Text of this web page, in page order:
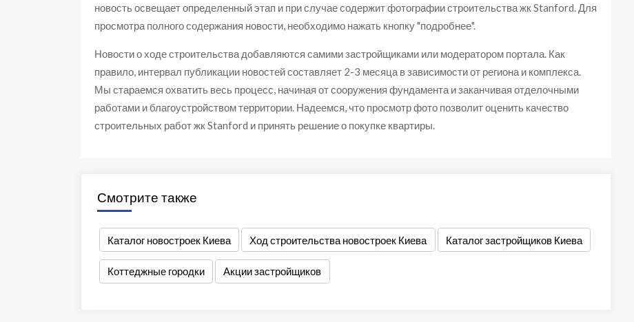
новость освещает определенный этап и при случае содержит фотографии строительства жк Stanford. Для
просмотра полного содержания новости, необходимо нажать кнопку "подробнее".
Новости о ходе строительства добавляются самими застройщиками или модератором портала. Как
правило, интервал публикации новостей составляет 2-3 месяца в зависимости от региона и комплекса.
Мы стараемся охватить весь процесс, начиная от сооружения фундамента и заканчивая отделочными
работами и благоустройством территории. Надеемся, что просмотр фото позволит оценить качество
строительных работ жк Stanford и принять решение о покупке квартиры.
Смотрите также
Каталог новостроек Киева Ход строительства новостроек Киева Каталог застройщиков Киева
Коттеджные городки Акции застройщиков